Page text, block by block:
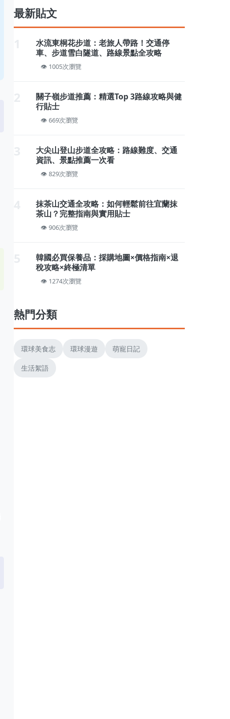
最新貼文
水流東桐花步道：老旅人帶路！交通停
車、步道雪白隧道、路線景點全攻略
1005次瀏覽
關子嶺步道推薦：精選Top 3路線攻略與健
行貼士
669次瀏覽
大尖山登山步道全攻略：路線難度、交通
資訊、景點推薦一次看
829次瀏覽
抹茶山交通全攻略：如何輕鬆前往宜蘭抹
茶山？完整指南與實用貼士
906次瀏覽
韓國必買保養品：採購地圖×價格指南×退
稅攻略×終極清單
1274次瀏覽
熱門分類
環球美食志 環球漫遊 萌寵日記
生活絮語